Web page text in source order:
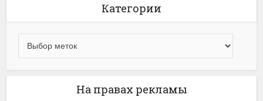
Категории
На правах рекламы